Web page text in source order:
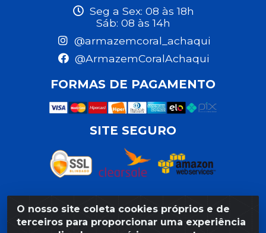
O nosso site coleta cookies próprios e de
terceiros para proporcionar uma experiência
Seg a Sex: 08 às 18h
Sáb: 08 às 14h
@armazemcoral_achaqui
@ArmazemCoralAchaqui
FORMAS DE PAGAMENTO
SITE SEGURO
Razão Social: Armazém Coral LTDA - Rua da Praia,
103 - São José - Recife/PE - CEP 50020-550 -